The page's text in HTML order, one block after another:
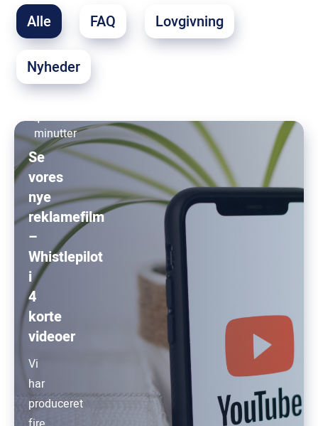
Alle FAQ Lovgivning
Nyheder
4
minutter
Se
vores
nye
reklamefilm
–
Whistlepilot
i
4
korte
videoer
Vi
har
produceret